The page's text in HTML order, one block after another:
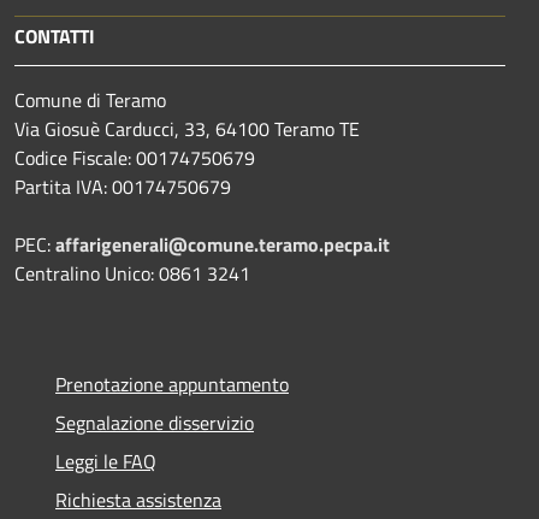
CONTATTI
Comune di Teramo
Via Giosuè Carducci, 33, 64100 Teramo TE
Codice Fiscale: 00174750679
Partita IVA: 00174750679
PEC:affarigenerali@comune.teramo.pecpa.it
Centralino Unico: 0861 3241
Prenotazione appuntamento
Segnalazione disservizio
Leggi le FAQ
Richiesta assistenza